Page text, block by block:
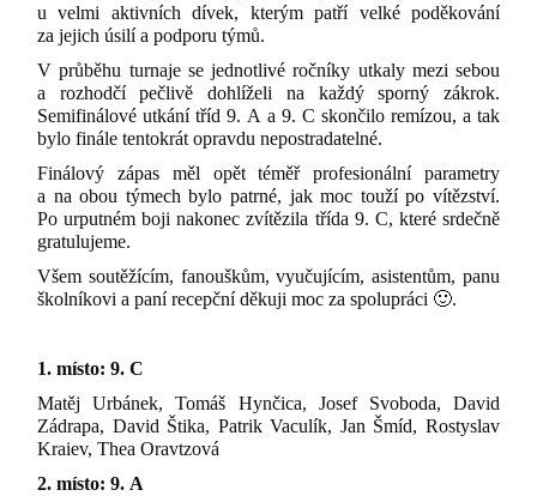
u velmi aktivních dívek, kterým patří velké poděkování
za jejich úsilí a podporu týmů.
V průběhu turnaje se jednotlivé ročníky utkaly mezi sebou
a rozhodčí pečlivě dohlíželi na každý sporný zákrok.
Semifinálové utkání tříd 9. A a 9. C skončilo remízou, a tak
bylo finále tentokrát opravdu nepostradatelné.
Finálový zápas měl opět téměř profesionální parametry
a na obou týmech bylo patrné, jak moc touží po vítězství.
Po urputném boji nakonec zvítězila třída 9. C, které srdečně
gratulujeme.
Všem soutěžícím, fanouškům, vyučujícím, asistentům, panu
školníkovi a paní recepční děkuji moc za spolupráci 🙂.
1. místo: 9. C
Matěj Urbánek, Tomáš Hynčica, Josef Svoboda, David
Zádrapa, David Štika, Patrik Vaculík, Jan Šmíd, Rostyslav
Kraiev, Thea Oravtzová
2. místo: 9. A